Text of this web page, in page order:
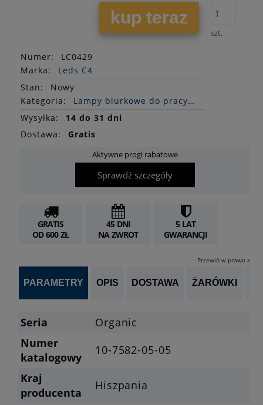
kup teraz
szt.
Numer:
LC0429
Marka:
Leds C4
Stan:
Nowy
Kategoria:
Lampy biurkowe do pracy i nauki
Wysyłka:
14 do 31 dni
Dostawa:
Gratis
Aktywne progi rabatowe
Sprawdź szczegóły
GRATIS
OD 600 ZŁ
45 DNI
NA ZWROT
5 LAT
GWARANCJI
Przewiń w prawo »
PARAMETRY OPIS DOSTAWA ŻARÓWKI
Seria
Organic
Numer
katalogowy
10-7582-05-05
Kraj
producenta
Hiszpania